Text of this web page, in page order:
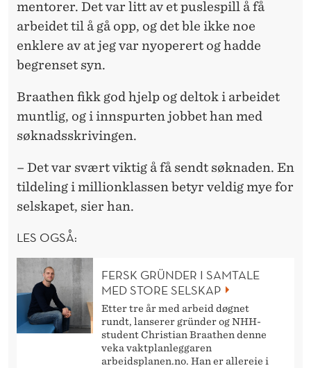
mentorer. Det var litt av et puslespill å få
arbeidet til å gå opp, og det ble ikke noe
enklere av at jeg var nyoperert og hadde
begrenset syn.
Braathen fikk god hjelp og deltok i arbeidet
muntlig, og i innspurten jobbet han med
søknadsskrivingen.
– Det var svært viktig å få sendt søknaden. En
tildeling i millionklassen betyr veldig mye for
selskapet, sier han.
LES OGSÅ:
FERSK GRÜNDER I SAMTALE
MED STORE SELSKAP
Etter tre år med arbeid døgnet
rundt, lanserer gründer og NHH-
student Christian Braathen denne
veka vaktplanleggaren
arbeidsplanen.no. Han er allereie i